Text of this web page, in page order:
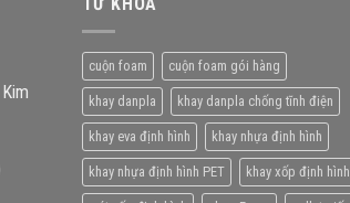
TỪ KHÓA
cuộn foam cuộn foam gói hàng
khay danpla khay danpla chống tĩnh điện
khay eva định hình khay nhựa định hình
khay nhựa định hình PET khay xốp định hình